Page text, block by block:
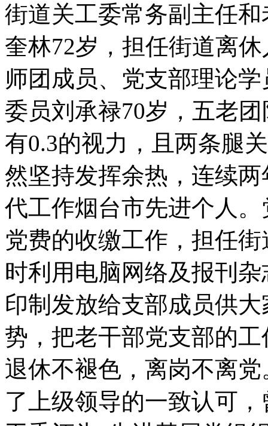
街道关工委常务副主任
奎林72岁，担任街道离
师团成员、党支部理论
委员刘承禄70岁，五老
有0.3的视力，且两条腿
然坚持发挥余热，连续
代工作烟台市先进个人
党费的收缴工作，担任
时利用电脑网络及报刊
印制发放给支部成员供
势，把老干部党支部的
退休不褪色，离岗不离
了上级领导的一致认可